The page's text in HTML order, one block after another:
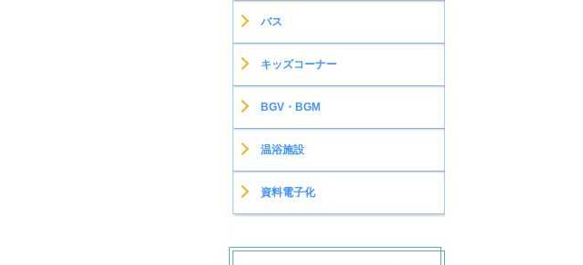
バス
キッズコーナー
BGV・BGM
温浴施設
資料電子化